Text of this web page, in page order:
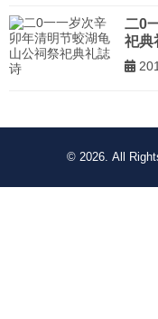
二0
祀典
© 2026. All